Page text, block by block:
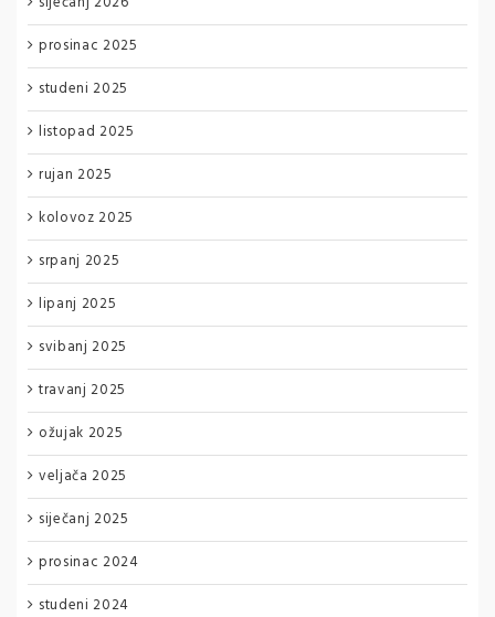
prosinac 2025
studeni 2025
listopad 2025
rujan 2025
kolovoz 2025
srpanj 2025
lipanj 2025
svibanj 2025
travanj 2025
ožujak 2025
veljača 2025
siječanj 2025
prosinac 2024
studeni 2024